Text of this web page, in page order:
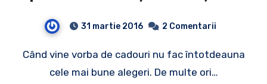
31 martie 2016 2 Comentarii
Când vine vorba de cadouri nu fac întotdeauna
cele mai bune alegeri. De multe ori…